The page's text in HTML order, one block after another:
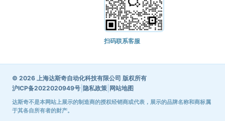
扫码联系客服
© 2026 上海达斯奇自动化科技有限公司 版权所有
沪ICP备2022020949号 隐私政策 网站地图
达斯奇不是本网站上展示的制造商的授权经销商或代表，展示的品牌名称和商标属
于其各自所有者的财产。